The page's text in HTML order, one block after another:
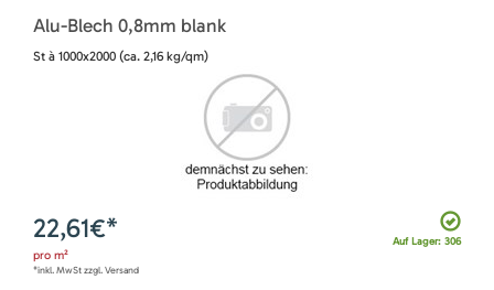
Alu-Blech 0,8mm blank
St à 1000x2000 (ca. 2,16 kg/qm)
Auf Lager: 306
22,61€*
pro m²
*inkl. MwSt zzgl. Versand